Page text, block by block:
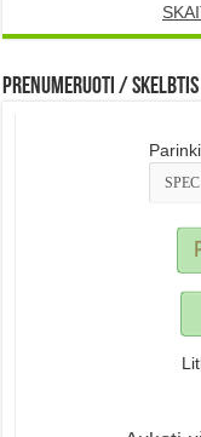
Prenumeruoti / Skelbtis